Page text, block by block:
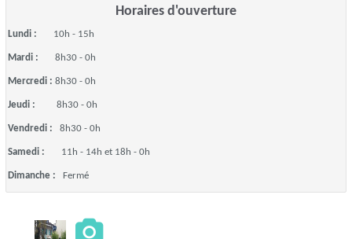
Horaires d'ouverture
Lundi : 10h - 15h
Mardi : 8h30 - 0h
Mercredi : 8h30 - 0h
Jeudi : 8h30 - 0h
Vendredi : 8h30 - 0h
Samedi : 11h - 14h et 18h - 0h
Dimanche : Fermé